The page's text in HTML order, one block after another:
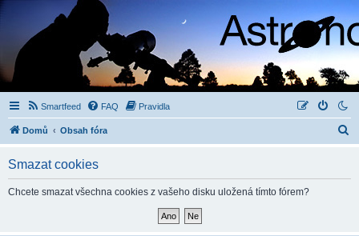
Smartfeed FAQ Pravidla
Domů Obsah fóra
Smazat cookies
Chcete smazat všechna cookies z vašeho disku uložená tímto fórem?